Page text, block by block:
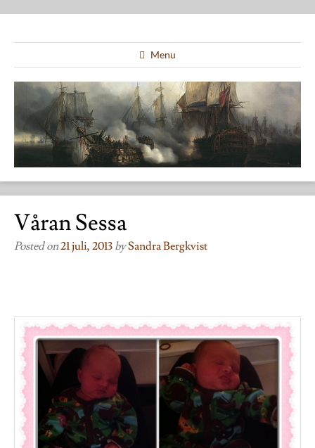
Menu
Våran Sessa
Posted on21 juli, 2013 bySandra Bergkvist